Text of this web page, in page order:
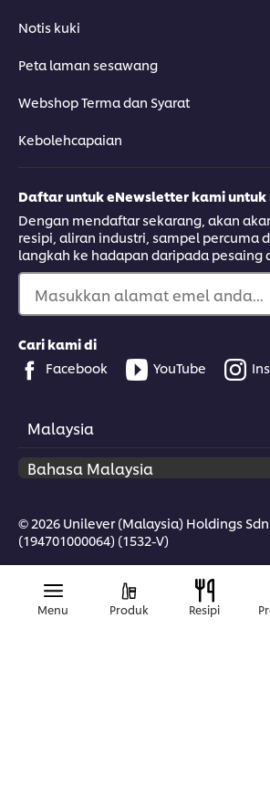
Notis kuki
Peta laman sesawang
Webshop Terma dan Syarat
Kebolehcapaian
Daftar untuk eNewsletter kami
Dengan mendaftar sekarang, akan
resipi, aliran industri, sampel percuma
langkah ke hadapan daripada pesaing
Masukkan alamat emel anda...
Cari kami di
Facebook
YouTube
Malaysia
© 2026 Unilever (Malaysia) Holdings
(194701000064) (1532-V)
Menu Produk Resipi